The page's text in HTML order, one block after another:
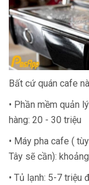
Bất cứ quán cafe
• Phần mềm quản
hàng: 20 - 30 triệu
• Máy pha cafe (
Tây sẽ cần):
• Tủ lạnh: 5-7 triệu